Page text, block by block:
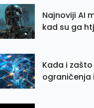
Najnoviji AI
kad su ga
Kada i
ograničenja